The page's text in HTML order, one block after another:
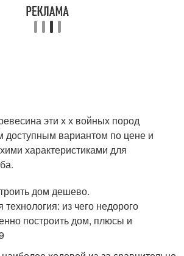
эти х х войных пород
доступным вариантом по цене и
характеристиками для